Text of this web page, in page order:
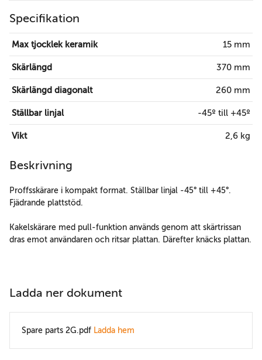
Specifikation
Max tjocklek keramik 15 mm
Skärlängd 370 mm
Skärlängd diagonalt 260 mm
Ställbar linjal -45º till +45º
Vikt 2,6 kg
Beskrivning
Proffsskärare i kompakt format. Ställbar linjal -45° till +45°.
Fjädrande plattstöd.
Kakelskärare med pull-funktion används genom att skärtrissan
dras emot användaren och ritsar plattan. Därefter knäcks plattan.
Ladda ner dokument
Spare parts 2G.pdf Ladda hem